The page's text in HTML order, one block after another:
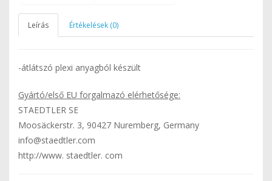
Leírás Értékelések (0)
-átlátszó plexi anyagból készült
Gyártó/első EU forgalmazó elérhetősége:
STAEDTLER SE
Moosäckerstr. 3, 90427 Nuremberg, Germany
info@staedtler.com
http://www. staedtler. com